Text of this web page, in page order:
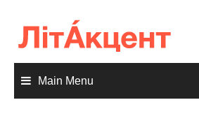
content
Main Menu